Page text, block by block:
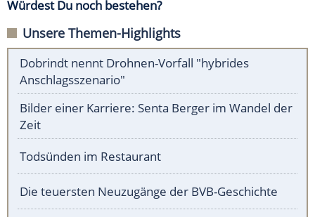
Würdest Du noch bestehen?
Unsere Themen-Highlights
Dobrindt nennt Drohnen-Vorfall "hybrides
Anschlagsszenario"
Bilder einer Karriere: Senta Berger im Wandel der
Zeit
Todsünden im Restaurant
Die teuersten Neuzugänge der BVB-Geschichte